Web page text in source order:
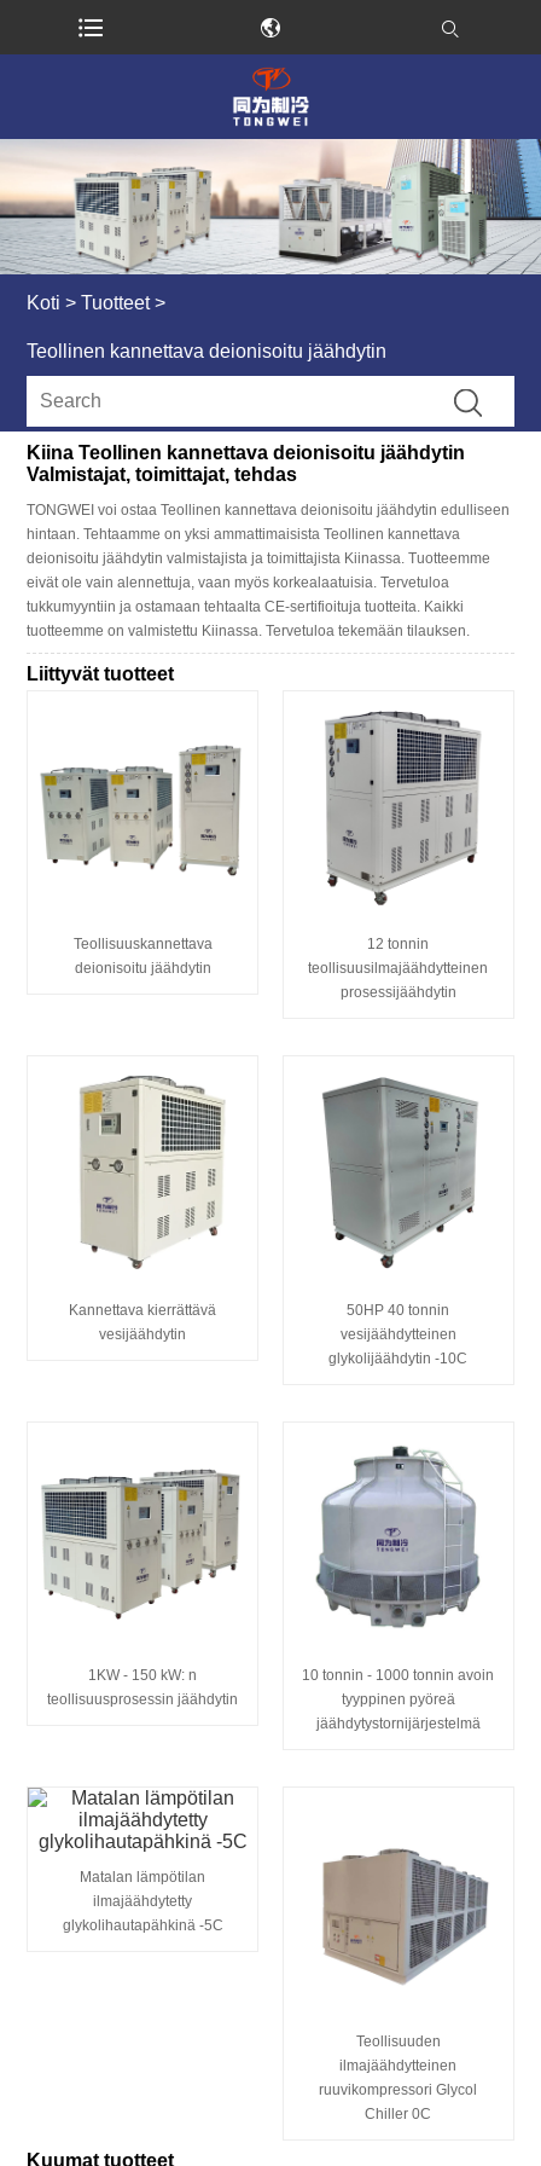
Koti > Tuotteet >
Teollinen kannettava deionisoitu jäähdytin
Kiina Teollinen kannettava deionisoitu jäähdytin
Valmistajat, toimittajat, tehdas
TONGWEI voi ostaa Teollinen kannettava deionisoitu jäähdytin edulliseen
hintaan. Tehtaamme on yksi ammattimaisista Teollinen kannettava
deionisoitu jäähdytin valmistajista ja toimittajista Kiinassa. Tuotteemme
eivät ole vain alennettuja, vaan myös korkealaatuisia. Tervetuloa
tukkumyyntiin ja ostamaan tehtaalta CE-sertifioituja tuotteita. Kaikki
tuotteemme on valmistettu Kiinassa. Tervetuloa tekemään tilauksen.
Liittyvät tuotteet
Teollisuuskannettava
deionisoitu jäähdytin
12 tonnin
teollisuusilmajäähdytteinen
prosessijäähdytin
Kannettava kierrättävä
vesijäähdytin
50HP 40 tonnin
vesijäähdytteinen
glykolijäähdytin -10C
1KW - 150 kW: n
teollisuusprosessin jäähdytin
10 tonnin - 1000 tonnin avoin
tyyppinen pyöreä
jäähdytystornijärjestelmä
Matalan lämpötilan
ilmajäähdytetty
glykolihautapähkinä -5C
Teollisuuden
ilmajäähdytteinen
ruuvikompressori Glycol
Chiller 0C
Kuumat tuotteet